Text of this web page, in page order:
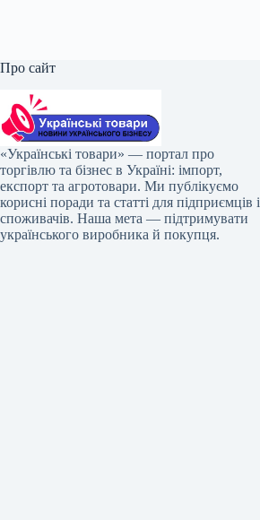
Про сайт
«Українські товари» — портал про
торгівлю та бізнес в Україні: імпорт,
експорт та агротовари. Ми публікуємо
корисні поради та статті для підприємців і
споживачів. Наша мета — підтримувати
українського виробника й покупця.